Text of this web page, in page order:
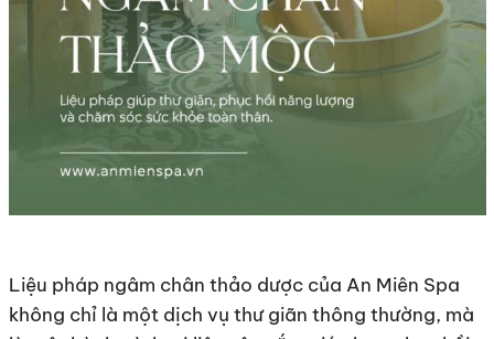
Liệu pháp ngâm chân thảo dược của An Miên Spa
không chỉ là một dịch vụ thư giãn thông thường, mà